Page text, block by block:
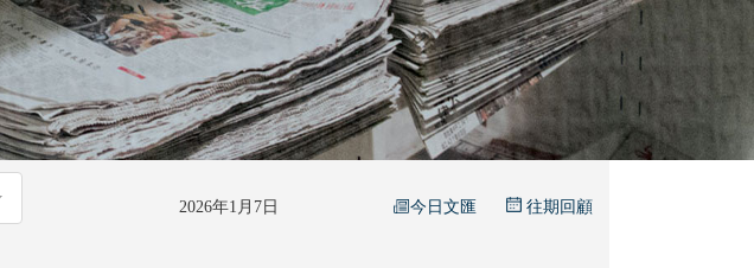
香港文匯報 2026年1月7日 今日文匯 往期回顧